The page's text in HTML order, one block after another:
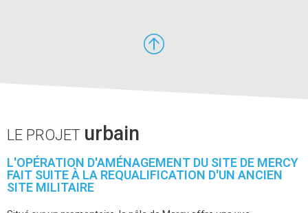
LE PROJET urbain
L'OPÉRATION D'AMÉNAGEMENT DU SITE DE MERCY
FAIT SUITE À LA REQUALIFICATION D'UN ANCIEN
SITE MILITAIRE